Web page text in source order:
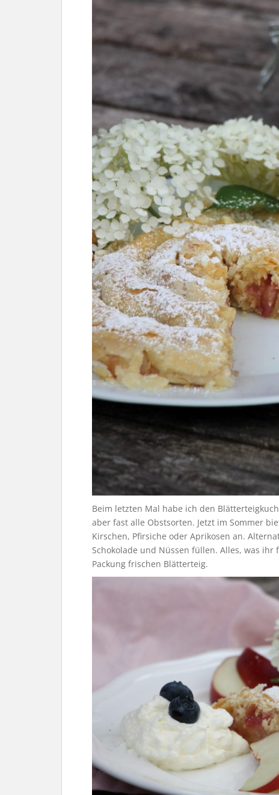
Beim letzten Mal habe ich den
aber fast alle Obstsorten. Jetzt im Sommer
Kirschen, Pfirsiche oder Aprikosen an.
Schokolade und Nüssen füllen. Alles, was
Packung frischen Blätterteig.